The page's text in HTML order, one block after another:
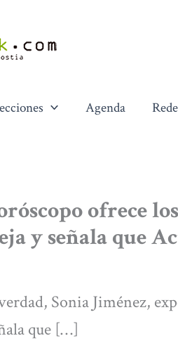
Agenda
ofrece
y señala que
Sonia Jiménez,
que […]